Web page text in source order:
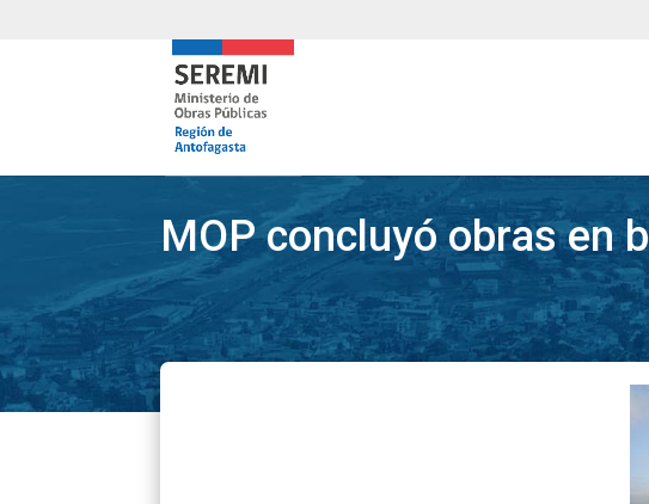
MOP concluyó obras en